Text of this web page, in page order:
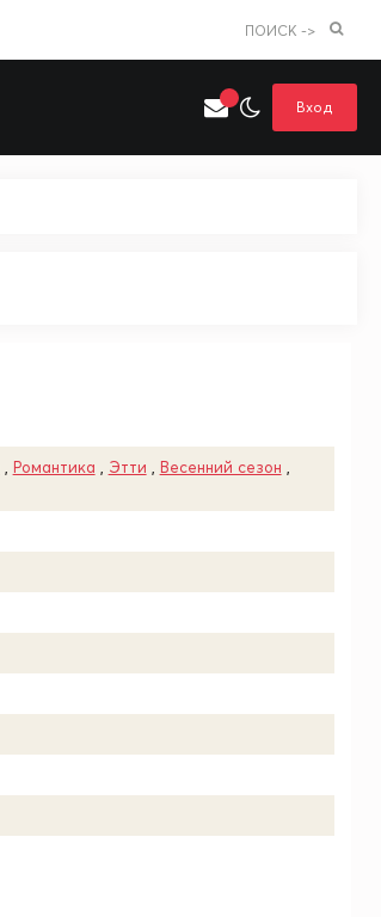
ПОИСК ->
Вход
Романтика Этти Весенний сезон